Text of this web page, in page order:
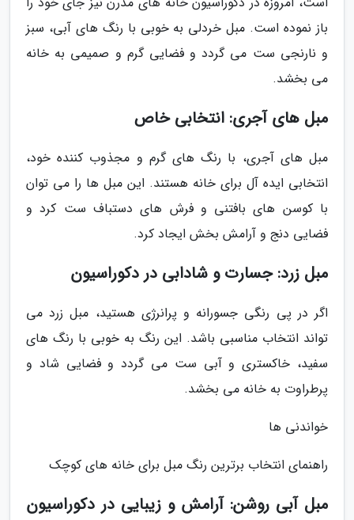
باز نموده است. مبل خردلی به خوبی با رنگ های آبی، سبز
و نارنجی ست می گردد و فضایی گرم و صمیمی به خانه
می بخشد.
مبل های آجری: انتخابی خاص
مبل های آجری، با رنگ های گرم و مجذوب کننده خود،
انتخابی ایده آل برای خانه هستند. این مبل ها را می توان
با کوسن های بافتنی و فرش های دستباف ست کرد و
فضایی دنج و آرامش بخش ایجاد کرد.
مبل زرد: جسارت و شادابی در دکوراسیون
اگر در پی رنگی جسورانه و پرانرژی هستید، مبل زرد می
تواند انتخاب مناسبی باشد. این رنگ به خوبی با رنگ های
سفید، خاکستری و آبی ست می گردد و فضایی شاد و
پرطراوت به خانه می بخشد.
خواندنی ها
راهنمای انتخاب برترین رنگ مبل برای خانه های کوچک
مبل آبی روشن: آرامش و زیبایی در دکوراسیون